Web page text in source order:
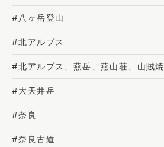
#八ヶ岳登山
#北アルプス
#北アルプス、燕岳、燕山荘、山賊焼
#大天井岳
#奈良
#奈良古道